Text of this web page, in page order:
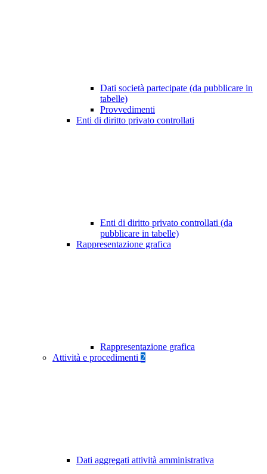
Dati società partecipate (da pubblicare in
tabelle)
Provvedimenti
Enti di diritto privato controllati
Enti di diritto privato controllati (da
pubblicare in tabelle)
Rappresentazione grafica
Rappresentazione grafica
Attività e procedimenti 2
Dati aggregati attività amministrativa